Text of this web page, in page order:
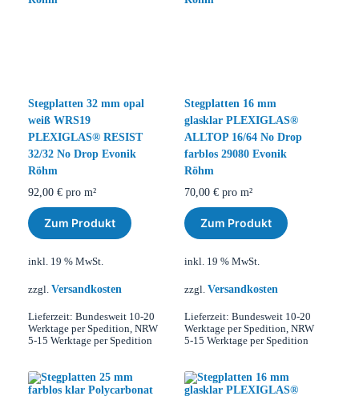
Stegplatten 32 mm opal
weiß WRS19
PLEXIGLAS® RESIST
32/32 No Drop Evonik
Röhm
92,00 € pro m²
Zum Produkt
inkl. 19 % MwSt.
zzgl. Versandkosten
Lieferzeit: Bundesweit 10-20
Werktage per Spedition, NRW
5-15 Werktage per Spedition
Stegplatten 16 mm
glasklar PLEXIGLAS®
ALLTOP 16/64 No Drop
farblos 29080 Evonik
Röhm
70,00 €pro m²
Zum Produkt
inkl. 19 % MwSt.
zzgl. Versandkosten
Lieferzeit: Bundesweit 10-20
Werktage per Spedition, NRW
5-15 Werktage per Spedition